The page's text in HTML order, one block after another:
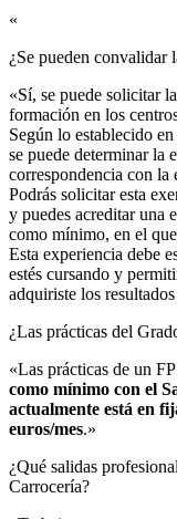
«
¿Se pueden convalidar
«Sí, se puede solicitar
formación en los
Según lo establecido
se puede determinar la
correspondencia con la
Podrás solicitar esta
y puedes acreditar una
como mínimo, en el
Esta experiencia debe
estés cursando y
adquiriste los
¿Las prácticas del
«Las prácticas de un
como mínimo con el
actualmente está en
euros/mes.»
¿Qué salidas
Carrocería?​